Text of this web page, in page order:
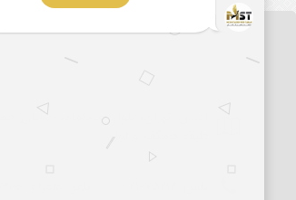
آدرس: تهران، بلوار میرداماد،
طبقه همکف و اول